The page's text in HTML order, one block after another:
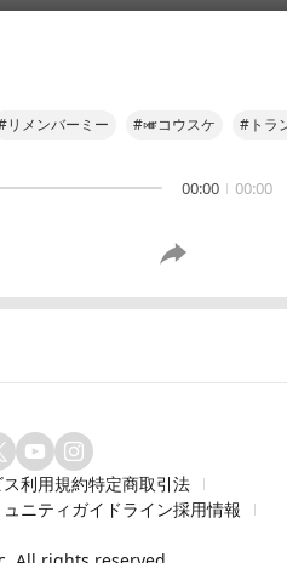
リメンバーミー #🎺コウスケ #トラ
00:00 00:00
利用規約特定商取引法
ュニティガイドライン採用情報